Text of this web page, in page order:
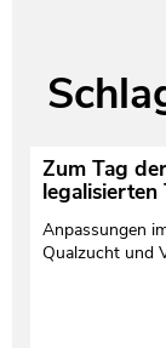
Zum Tag
Anpassungen
Qualzucht und
Video- und
Verbraucherinfos
Freiwille
Aktiv werden
Shop
Team
Satzung
Jahresberichte
Pressespiegel
Pressematerial
PROVIEH in